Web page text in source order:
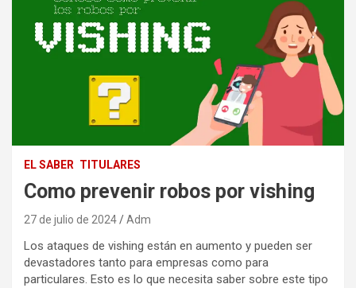
EL SABER TITULARES
Como prevenir robos por vishing
27 de julio de 2024 Adm
Los ataques de vishing están en aumento y pueden ser
devastadores tanto para empresas como para
particulares. Esto es lo que necesita saber sobre este tipo